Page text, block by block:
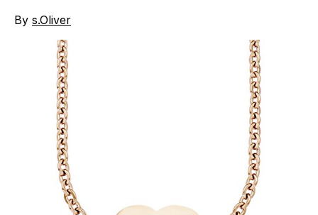
By s.Oliver